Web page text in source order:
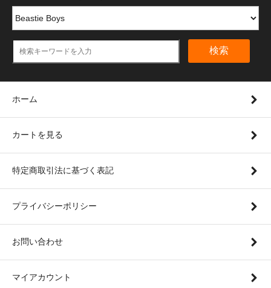
検索
ホーム
カートを見る
特定商取引法に基づく表記
プライバシーポリシー
お問い合わせ
マイアカウント